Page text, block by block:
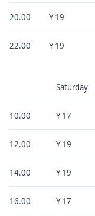
20.00 Y 19
22.00 Y 19
Saturday
10.00 Y 17
12.00 Y 19
14.00 Y 19
16.00 Y 17